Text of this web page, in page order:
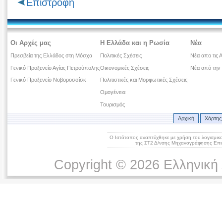
Επιστροφή
Οι Αρχές μας
Πρεσβεία της Ελλάδος στη Μόσχα
Γενικό Προξενείο Αγίας Πετρούπολης
Γενικό Προξενείο Νοβοροσσίσκ
Η Ελλάδα και η Ρωσία
Πολιτικές Σχέσεις
Οικονομικές Σχέσεις
Πολιτιστικές και Μορφωτικές Σχέσεις
Ομογένεια
Τουρισμός
Νέα
Νέα απο τις
Νέα από την
Αρχική
Ο Ιστότοπος αναπτύχθηκε με χρήση του
της ΣΤ2 Δ/νσης Μηχανογράφησης
Copyright © 2026